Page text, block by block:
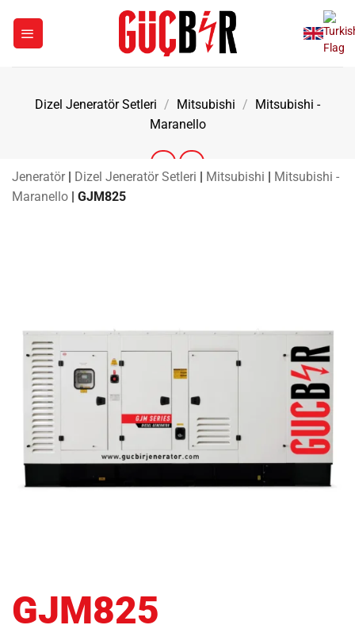
Dizel Jeneratör Setleri / Mitsubishi / Mitsubishi -
Maranello
Jeneratör | Dizel Jeneratör Setleri | Mitsubishi | Mitsubishi -
Maranello | GJM825
GJM825